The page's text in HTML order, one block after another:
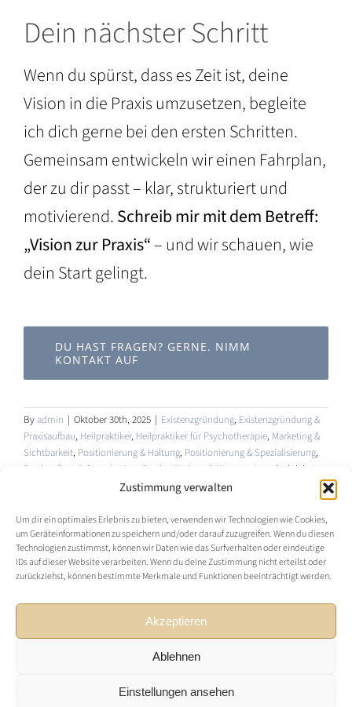
Zustimmung verwalten
Um dir ein optimales Erlebnis zu bieten, verwenden wir Technologien wie Cookies,
um Geräteinformationen zu speichern und/oder darauf zuzugreifen. Wenn du diesen
Technologien zustimmst, können wir Daten wie das Surfverhalten oder eindeutige
IDs auf dieser Website verarbeiten. Wenn du deine Zustimmung nicht erteilst oder
zurückziehst, können bestimmte Merkmale und Funktionen beeinträchtigt werden.
Akzeptieren
Ablehnen
Einstellungen ansehen
Dein nächster Schritt
Wenn du spürst, dass es Zeit ist, deine
Vision in die Praxis umzusetzen, begleite
ich dich gerne bei den ersten Schritten.
Gemeinsam entwickeln wir einen Fahrplan,
der zu dir passt – klar, strukturiert und
motivierend.Schreib mir mit dem Betreff:
„Vision zur Praxis“– und wir schauen, wie
dein Start gelingt.
DU HAST FRAGEN? GERNE. NIMM
KONTAKT AUF
Byadmin | Oktober 30th, 2025 | Existenzgründung, Existenzgründung &
Praxisaufbau, Heilpraktiker, Heilpraktiker für Psychotherapie, Marketing &
Sichtbarkeit, Positionierung & Haltung, Positionierung & Spezialisierung,
Praxisaufbau & Organisation
Praxisgründung | Kommentare deaktiviert
Von
der
Vision
zur
Praxis:
Der
erste
Schritt
Datenschutzerklärung|AGB|FAQ|Widerrufsbelehrung|
Cookie-Richtlinie (EU)